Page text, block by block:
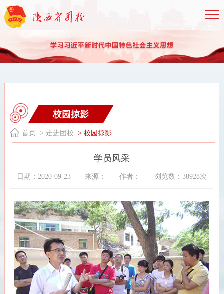
校园掠影
首页 > 走进团校 > 校园掠影
学员风采
日期：2020-09-23 来源： 作者： 浏览数：38928次